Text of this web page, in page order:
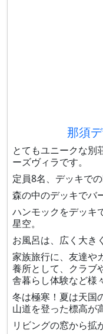
那須
とてもユニークな別
ーズヴィラです。
定員8名、デッキで
森の中のデッキでバ
ハンモックをデッキ
星空。
お風呂は、広く大き
家族旅行に、友達や
養所として、クラブ
舎暮らし体験など様
冬は極寒！夏は天国
山道を登った標高が
リビングの窓から拡